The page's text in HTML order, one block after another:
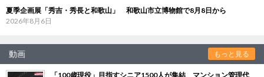
夏季企画展「秀吉・秀長と和歌山」 和歌山市立博物館で8月8日から
2026年8月6日
動画 もっと見る
「100歳現役」目指すシニア1500人が集結 マンション管理代